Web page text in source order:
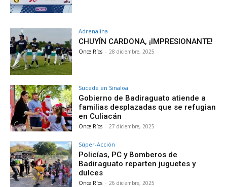
Adrenalina
CHUYÍN CARDONA, ¡IMPRESIONANTE!
Once Ríos - 28 diciembre, 2025
Sucede en Sinaloa
Gobierno de Badiraguato atiende a
familias desplazadas que se refugian
en Culiacán
Once Ríos - 27 diciembre, 2025
Súper-Acción
Policías, PC y Bomberos de
Badiraguato reparten juguetes y
dulces
Once Ríos - 26 diciembre, 2025